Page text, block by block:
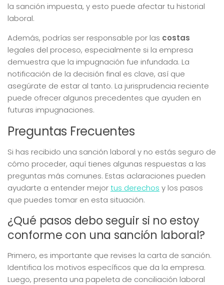
la sanción impuesta, y esto puede afectar tu historial
laboral.
Además, podrías ser responsable por las costas
legales del proceso, especialmente si la empresa
demuestra que la impugnación fue infundada. La
notificación de la decisión final es clave, así que
asegúrate de estar al tanto. La jurisprudencia reciente
puede ofrecer algunos precedentes que ayuden en
futuras impugnaciones.
Preguntas Frecuentes
Si has recibido una sanción laboral y no estás seguro de
cómo proceder, aquí tienes algunas respuestas a las
preguntas más comunes. Estas aclaraciones pueden
ayudarte a entender mejortus derechos y los pasos
que puedes tomar en esta situación.
¿Qué pasos debo seguir si no estoy
conforme con una sanción laboral?
Primero, es importante que revises la carta de sanción.
Identifica los motivos específicos que da la empresa.
Luego, presenta una papeleta de conciliación laboral